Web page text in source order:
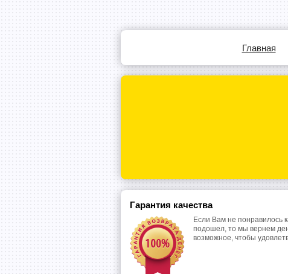
Главная
Гарантия качества
Если Вам не понравилось
подошел, то мы вернем
возможное, чтобы